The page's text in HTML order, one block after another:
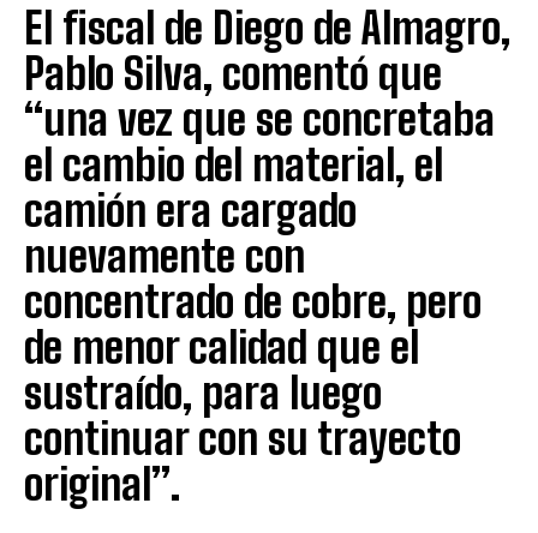
El fiscal de Diego de Almagro,
Pablo Silva, comentó que
“una vez que se concretaba
el cambio del material, el
camión era cargado
nuevamente con
concentrado de cobre, pero
de menor calidad que el
sustraído, para luego
continuar con su trayecto
original”.